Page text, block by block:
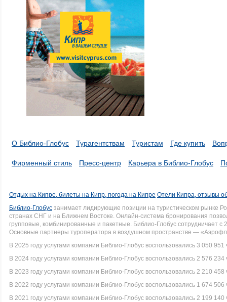
О Библио-Глобус Турагентствам Туристам Где купить
Фирменный стиль Пресс-центр Карьера в Библио-Глобус
Отдых на Кипре, билеты на Кипр, погода на Кипре Отели Кипра, отзывы
Библио-Глобус занимает лидирующие позиции на туристическом рынке
странах СНГ и на Ближнем Востоке. Онлайн-система бронирования
групповые, комбинированные и пакетные. Библио-Глобус сотрудничает
Основные партнеры туроператора в воздушном пространстве —
В 2025 году услугами компании Библио-Глобус воспользовались 3 050 951
В 2024 году услугами компании Библио-Глобус воспользовались 2 576 234
В 2023 году услугами компании Библио-Глобус воспользовались 2 210 458
В 2022 году услугами компании Библио-Глобус воспользовались 1 674 506
В 2021 году услугами компании Библио-Глобус воспользовались 2 199 140